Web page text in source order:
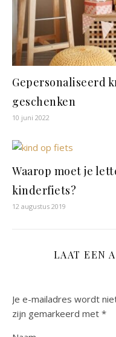
Gepersonaliseerd
geschenken
10 juni 2022
Waarop moet je
kinderfiets?
12 augustus 2019
LAAT EEN
Je e-mailadres wordt
zijn gemarkeerd met *